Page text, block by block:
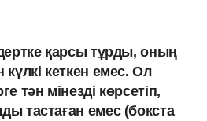
қарсы тұрды, оның
кеткен емес. Ол
тән мінезді көрсетіп,
тастаған емес (бокста